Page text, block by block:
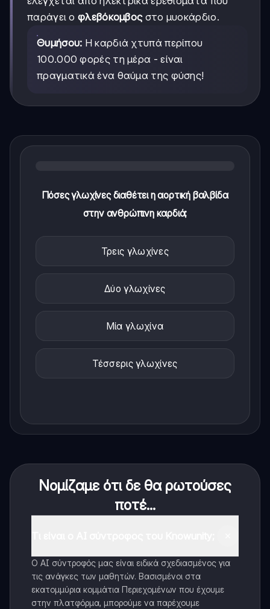
παράγει οφλεβόκομβοςστο μυοκάρδιο.
Θυμήσου: Η καρδιά χτυπά περίπου
100.000 φορές τη μέρα - είναι
πραγματικά ένα θαύμα της φύσης!
Πόσες γλωχίνες διαθέτει η αορτική βαλβίδα
στην ανθρώπινη καρδιά;
Τρεις γλωχίνες
Δύο γλωχίνες
Μία γλωχίνα
Τέσσερις γλωχίνες
Νομίζαμε ότι δε θα ρωτούσες
ποτέ...
Ο AI σύντροφός μας είναι ειδικά σχεδιασμένος για
τις ανάγκες των μαθητών. Βασισμένοι στα
εκατομμύρια κομμάτια Περιεχομένων που έχουμε
στην πλατφόρμα, μπορούμε να παρέχουμε